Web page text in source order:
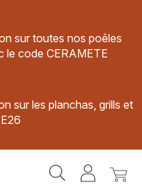
sur toutes nos poêles
le code CERAMETE
sur les planchas, grills et
MonMon